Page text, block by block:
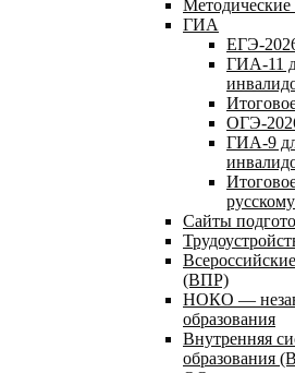
ГИА
ЕГЭ-
ГИА-11
ОГЭ-
ГИА-9
Сайты
(ВПР)
НОКО —
образования
Внутренняя
образования